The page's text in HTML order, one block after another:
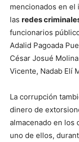
mencionados en el
las redes
funcionarios
Adalid Pagoada
César Josué
Vicente, Nadab Elí
La corrupción
dinero de
almacenado en los
uno de ellos,